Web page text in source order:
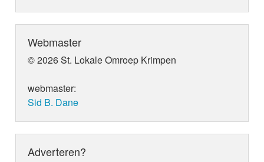
Webmaster
© 2026 St. Lokale Omroep Krimpen
webmaster:
Sid B. Dane
Adverteren?